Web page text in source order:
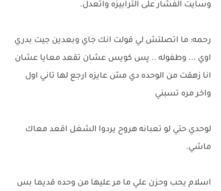
وسايت الفشار على الترابيزه واتعدل.
رحمه: ما اتصلتش لي قولت انك جاي وبعدين جيت بدري
اوي ... وطفوله .. پس كويس عشان تقعد معايا عشان
انا زهقت من الوحده دي مش عايزه ارجع لها تاني اول
واخر مره تسبني
لوحدي حتي لو تعبانه هروح يردوا الشغل اقعد معاك
ماشي.
اسلام يحب وحزن علي ما مر عليها من وحده قديما بس